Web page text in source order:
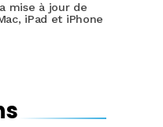
mise à jour de
iPad et iPhone